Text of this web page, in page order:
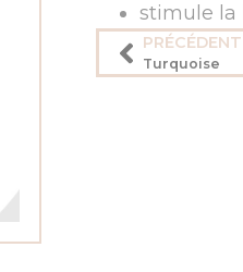
stimule la
PRÉCÉDENT
Turquoise